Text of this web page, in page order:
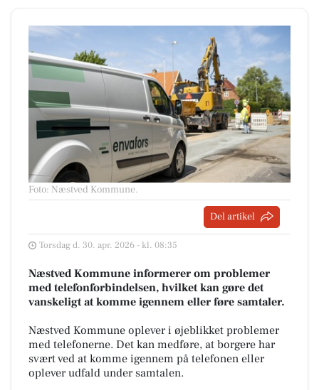
Foto: Næstved Kommune.
Del artikel
Torsdag d. 30. apr. 2026 - kl. 08:35
Næstved Kommune informerer om problemer
med telefonforbindelsen, hvilket kan gøre det
vanskeligt at komme igennem eller føre samtaler.
Næstved Kommune oplever i øjeblikket problemer
med telefonerne. Det kan medføre, at borgere har
svært ved at komme igennem på telefonen eller
oplever udfald under samtalen.